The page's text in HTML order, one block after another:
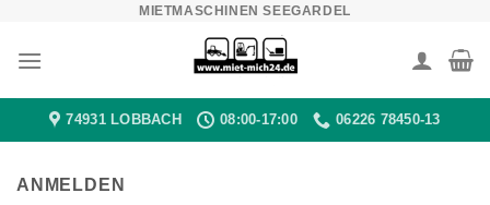
springen
MIETMASCHINEN SEEGARDEL
74931 LOBBACH 08:00-17:00 06226 78450-13
ANMELDEN